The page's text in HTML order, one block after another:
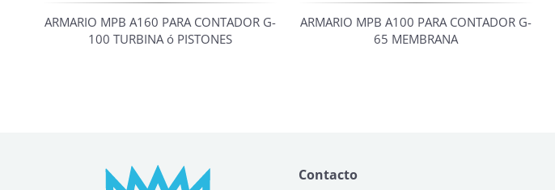
ARMARIO MPB A160 PARA CONTADOR G-
100 TURBINA ó PISTONES
ARMARIO MPB A100 PARA CONTADOR G-
65 MEMBRANA
Contacto